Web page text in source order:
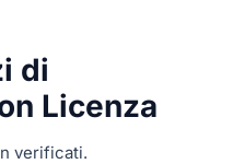
di
Licenza
verificati.